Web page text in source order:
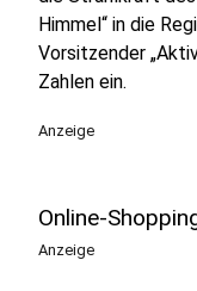
Himmel“ in die
Vorsitzender
Zahlen ein.
Anzeige
Online-
Anzeige